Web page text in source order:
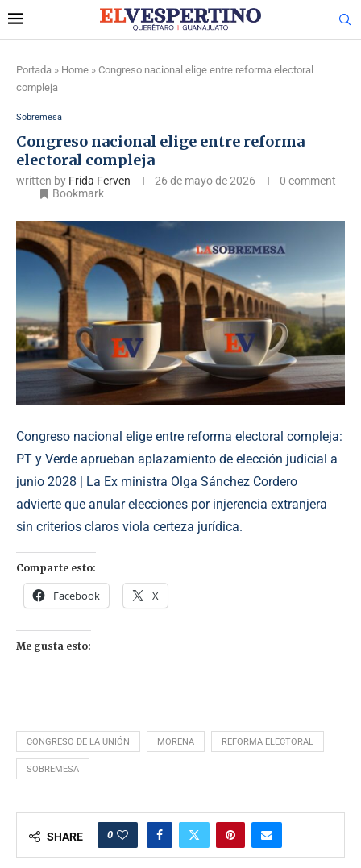
Portada » Home » Congreso nacional elige entre reforma electoral
compleja
Sobremesa
Congreso nacional elige entre reforma
electoral compleja
written by Frida Ferven 26 de mayo de 2026
0 comment
Bookmark
Congreso nacional elige entre reforma electoral compleja:
PT y Verde aprueban aplazamiento de elección judicial a
junio 2028 | La Ex ministra Olga Sánchez Cordero
advierte que anular elecciones por injerencia extranjera
sin criterios claros viola certeza jurídica.
Comparte esto:
Facebook X
Me gusta esto:
CONGRESO DE LA UNIÓN MORENA REFORMA ELECTORAL
SOBREMESA
SHARE 0